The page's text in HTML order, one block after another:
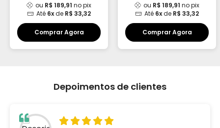
ou R$ 189,91 no pix
Até 6xde R$ 33,32
Comprar Agora
ou R$ 189,91 no pix
Até 6xde R$ 33,32
Comprar Agora
Depoimentos de clientes